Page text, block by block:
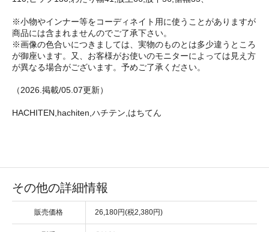
※小物やインナー等をコーディネイト用に使うことがありますが
商品には含まれませんのでご了承下さい。
※画像の色合いにつきましては、実物のものとは多少違うところ
が御座います。又、お客様がお使いのモニターによっては見え方
が異なる場合がございます。予めご了承ください。
（2026.掲載/05.07更新）
HACHITEN,hachiten,ハチテン,はちてん
その他の詳細情報
販売価格 26,180円(税2,380円)